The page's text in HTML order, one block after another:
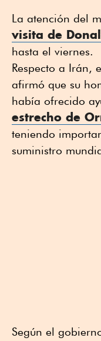
La atención del
visita de
hasta el viernes.
Respecto a Irán,
afirmó que su
había ofrecido
estrecho de
teniendo
suministro
Según el